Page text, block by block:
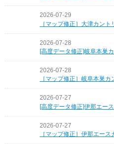
2026-07-29
［マップ修正］大津カン
2026-07-28
[高度データ修正]岐阜本巣
2026-07-28
［マップ修正］岐阜本巣カ
2026-07-27
[高度データ修正]伊那エー
2026-07-27
［マップ修正］伊那エース